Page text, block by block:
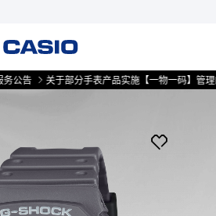
关于部分手表产品实施【一物一码】管理的公告